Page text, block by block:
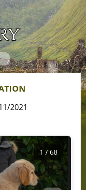
2021
1 / 68